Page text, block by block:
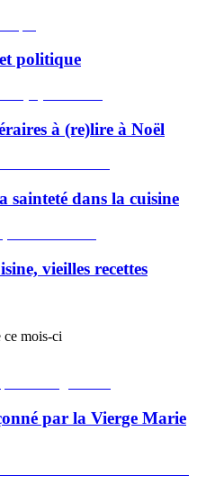
politique
à (re)lire à Noël
sainteté dans la cuisine
vieilles recettes
ce mois-ci
par la Vierge Marie